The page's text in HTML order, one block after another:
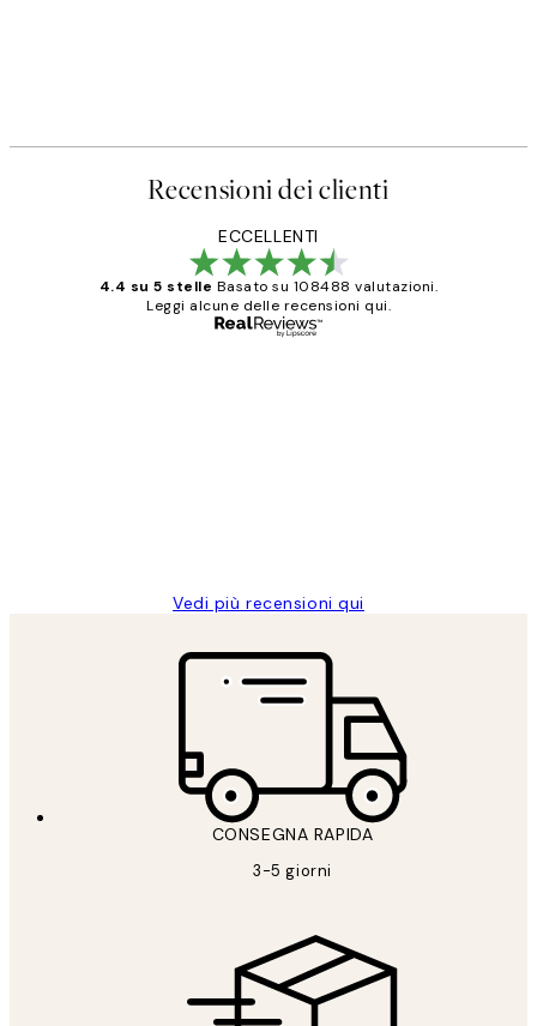
Recensioni dei clienti
ECCELLENTI
4.4 su 5 stelle Basato su 108488 valutazioni.
Leggi alcune delle recensioni qui.
Vedi più recensioni qui
CONSEGNA RAPIDA
3-5 giorni